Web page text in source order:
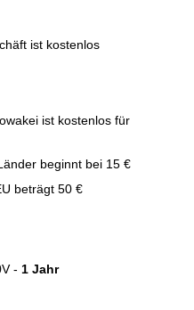
ist kostenlos
ist kostenlos für
beginnt bei 15 €
beträgt 50 €
- 1 Jahr